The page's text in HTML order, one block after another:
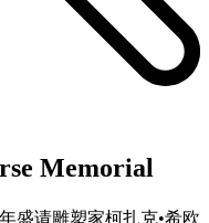
Memorial
盛请雕塑家柯扎克•希欧